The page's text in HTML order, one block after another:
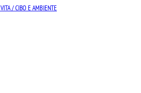
/ CIBO E AMBIENTE